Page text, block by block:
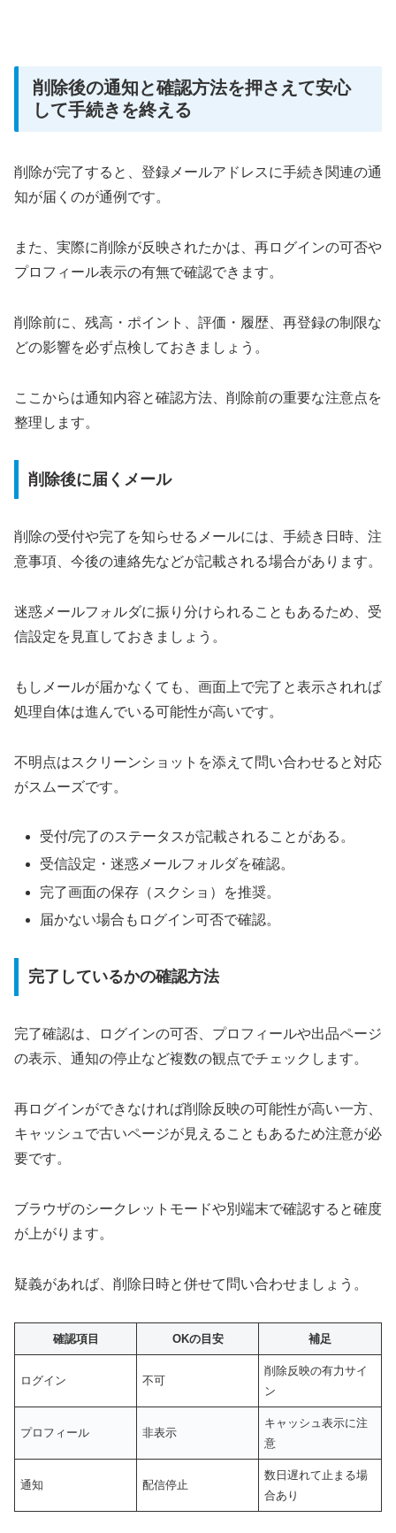
削除後の通知と確認方法を押さえて安心
して手続きを終える
削除が完了すると、登録メールアドレスに手続き関連の通
知が届くのが通例です。
また、実際に削除が反映されたかは、再ログインの可否や
プロフィール表示の有無で確認できます。
削除前に、残高・ポイント、評価・履歴、再登録の制限な
どの影響を必ず点検しておきましょう。
ここからは通知内容と確認方法、削除前の重要な注意点を
整理します。
削除後に届くメール
削除の受付や完了を知らせるメールには、手続き日時、注
意事項、今後の連絡先などが記載される場合があります。
迷惑メールフォルダに振り分けられることもあるため、受
信設定を見直しておきましょう。
もしメールが届かなくても、画面上で完了と表示されれば
処理自体は進んでいる可能性が高いです。
不明点はスクリーンショットを添えて問い合わせると対応
がスムーズです。
受付/完了のステータスが記載されることがある。
受信設定・迷惑メールフォルダを確認。
完了画面の保存（スクショ）を推奨。
届かない場合もログイン可否で確認。
完了しているかの確認方法
完了確認は、ログインの可否、プロフィールや出品ページ
の表示、通知の停止など複数の観点でチェックします。
再ログインができなければ削除反映の可能性が高い一方、
キャッシュで古いページが見えることもあるため注意が必
要です。
ブラウザのシークレットモードや別端末で確認すると確度
が上がります。
疑義があれば、削除日時と併せて問い合わせましょう。
確認項目 OKの目安 補足
ログイン 不可
削除反映の有力サイ
ン
プロフィール 非表示
キャッシュ表示に注
意
通知 配信停止
数日遅れて止まる場
合あり